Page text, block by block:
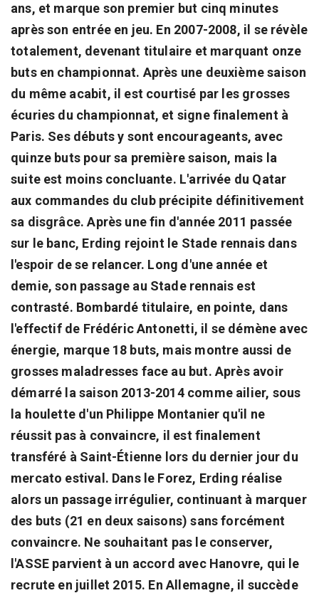
ans, et marque son premier but cinq minutes
après son entrée en jeu. En 2007-2008, il se révèle
totalement, devenant titulaire et marquant onze
buts en championnat. Après une deuxième saison
du même acabit, il est courtisé par les grosses
écuries du championnat, et signe finalement à
Paris. Ses débuts y sont encourageants, avec
quinze buts pour sa première saison, mais la
suite est moins concluante. L'arrivée du Qatar
aux commandes du club précipite définitivement
sa disgrâce. Après une fin d'année 2011 passée
sur le banc, Erding rejoint le Stade rennais dans
l'espoir de se relancer. Long d'une année et
demie, son passage au Stade rennais est
contrasté. Bombardé titulaire, en pointe, dans
l'effectif de Frédéric Antonetti, il se démène avec
énergie, marque 18 buts, mais montre aussi de
grosses maladresses face au but. Après avoir
démarré la saison 2013-2014 comme ailier, sous
la houlette d'un Philippe Montanier qu'il ne
réussit pas à convaincre, il est finalement
transféré à Saint-Étienne lors du dernier jour du
mercato estival. Dans le Forez, Erding réalise
alors un passage irrégulier, continuant à marquer
des buts (21 en deux saisons) sans forcément
convaincre. Ne souhaitant pas le conserver,
l'ASSE parvient à un accord avec Hanovre, qui le
recrute en juillet 2015. En Allemagne, il succède